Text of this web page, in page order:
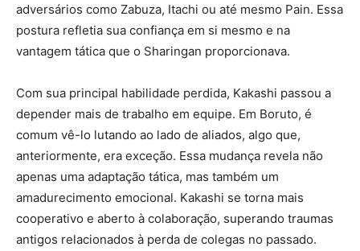
adversários como Zabuza, Itachi ou até mesmo Pain. Essa
postura refletia sua confiança em si mesmo e na
vantagem tática que o Sharingan proporcionava.
Com sua principal habilidade perdida, Kakashi passou a
depender mais de trabalho em equipe. Em Boruto, é
comum vê-lo lutando ao lado de aliados, algo que,
anteriormente, era exceção. Essa mudança revela não
apenas uma adaptação tática, mas também um
amadurecimento emocional. Kakashi se torna mais
cooperativo e aberto à colaboração, superando traumas
antigos relacionados à perda de colegas no passado.